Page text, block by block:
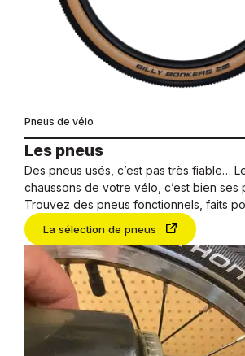
Pneus de vélo
Les pneus
Des pneus usés, c’est pas très fiable…
chaussons de votre vélo, c’est bien ses
Trouvez des pneus fonctionnels, faits
La sélection de pneus